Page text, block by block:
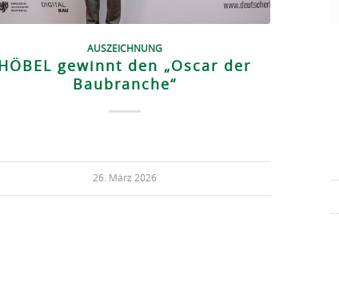
AUSZEICHNUNG
HÖBEL gewinnt den „Oscar der
Baubranche“
26. März 2026